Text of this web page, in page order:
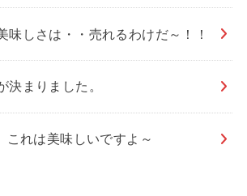
味しさは・・売れるわけだ～！！
決まりました。
これは美味しいですよ～